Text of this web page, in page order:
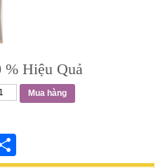
% Hiệu Quả
Mua hàng